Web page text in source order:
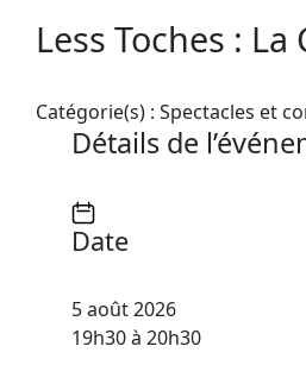
Less Toches : La
Catégorie(s) : Spectacles et
Détails de
Date
5 août 2026
19h30 à 20h30